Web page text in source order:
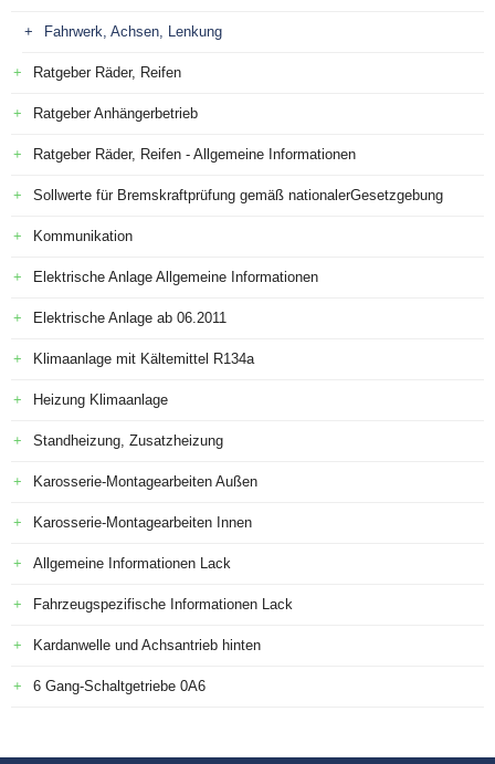
Fahrwerk, Achsen, Lenkung
Ratgeber Räder, Reifen
Ratgeber Anhängerbetrieb
Ratgeber Räder, Reifen - Allgemeine Informationen
Sollwerte für Bremskraftprüfung gemäß nationalerGesetzgebung
Kommunikation
Elektrische Anlage Allgemeine Informationen
Elektrische Anlage ab 06.2011
Klimaanlage mit Kältemittel R134a
Heizung Klimaanlage
Standheizung, Zusatzheizung
Karosserie-Montagearbeiten Außen
Karosserie-Montagearbeiten Innen
Allgemeine Informationen Lack
Fahrzeugspezifische Informationen Lack
Kardanwelle und Achsantrieb hinten
6 Gang-Schaltgetriebe 0A6